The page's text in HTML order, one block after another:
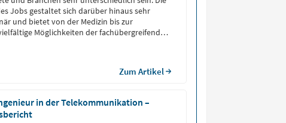
Jobs gestaltet sich darüber hinaus sehr
und bietet von der Medizin bis zur
Möglichkeiten der fachübergreifenden
Zum Artikel
in der Telekommunikation –